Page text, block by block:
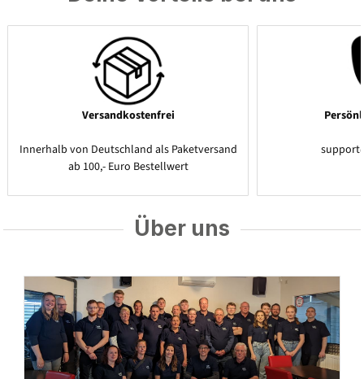
Versandkostenfrei
Innerhalb von Deutschland als Paketversand
ab 100,- Euro Bestellwert
Über uns